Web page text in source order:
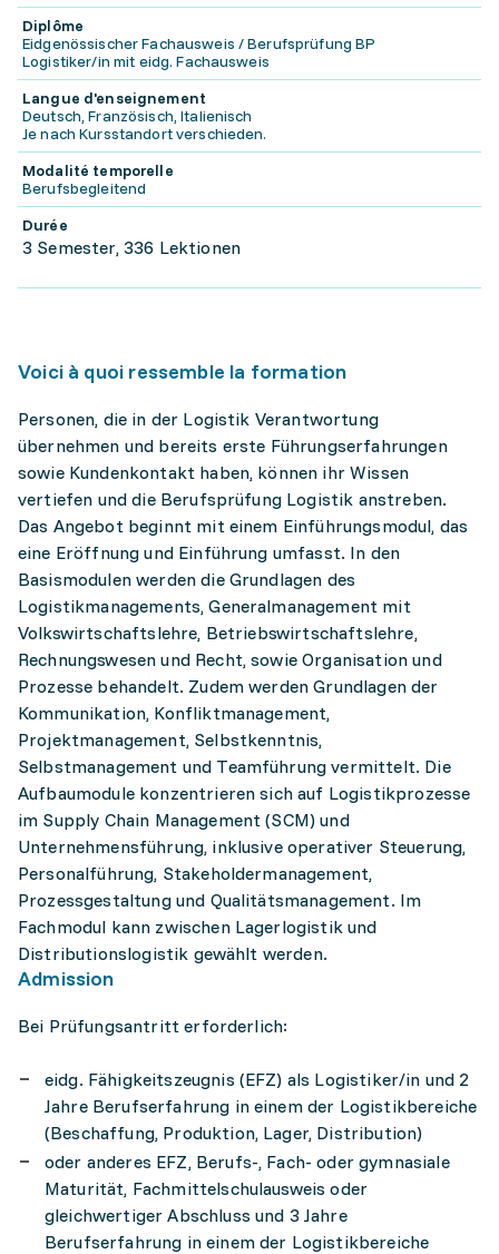
Diplôme
Eidgenössischer Fachausweis / Berufsprüfung BP
Logistiker/in mit eidg. Fachausweis
Langue d'enseignement
Deutsch, Französisch, Italienisch
Je nach Kursstandort verschieden.
Modalité temporelle
Berufsbegleitend
Durée
3 Semester, 336 Lektionen
Voici à quoi ressemble la formation
Personen, die in der Logistik Verantwortung
übernehmen und bereits erste Führungserfahrungen
sowie Kundenkontakt haben, können ihr Wissen
vertiefen und die Berufsprüfung Logistik anstreben.
Das Angebot beginnt mit einem Einführungsmodul, das
eine Eröffnung und Einführung umfasst. In den
Basismodulen werden die Grundlagen des
Logistikmanagements, Generalmanagement mit
Volkswirtschaftslehre, Betriebswirtschaftslehre,
Rechnungswesen und Recht, sowie Organisation und
Prozesse behandelt. Zudem werden Grundlagen der
Kommunikation, Konfliktmanagement,
Projektmanagement, Selbstkenntnis,
Selbstmanagement und Teamführung vermittelt. Die
Aufbaumodule konzentrieren sich auf Logistikprozesse
im Supply Chain Management (SCM) und
Unternehmensführung, inklusive operativer Steuerung,
Personalführung, Stakeholdermanagement,
Prozessgestaltung und Qualitätsmanagement. Im
Fachmodul kann zwischen Lagerlogistik und
Distributionslogistik gewählt werden.
Admission
Bei Prüfungsantritt erforderlich:
eidg. Fähigkeitszeugnis (EFZ) als Logistiker/in und 2
Jahre Berufserfahrung in einem der Logistikbereiche
(Beschaffung, Produktion, Lager, Distribution)
oder anderes EFZ, Berufs-, Fach- oder gymnasiale
Maturität, Fachmittelschulausweis oder
gleichwertiger Abschluss und 3 Jahre
Berufserfahrung in einem der Logistikbereiche